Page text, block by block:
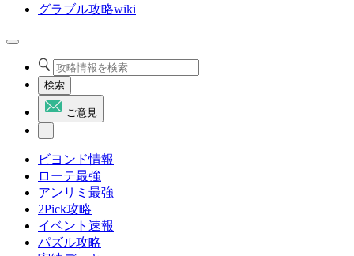
グラブル攻略wiki
検索
ご意見
ビヨンド情報
ローテ最強
アンリミ最強
2Pick攻略
イベント速報
パズル攻略